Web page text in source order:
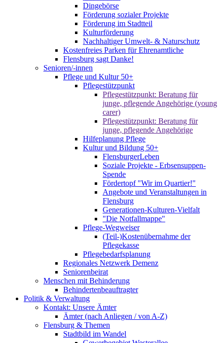
Dingebörse
Förderung sozialer Projekte
Förderung im Stadtteil
Kulturförderung
Nachhaltiger Umwelt- & Naturschutz
Kostenfreies Parken für Ehrenamtliche
Flensburg sagt Danke!
Senioren/-innen
Pflege und Kultur 50+
Pflegestützpunkt
Pflegestützpunkt: Beratung für
junge, pflegende Angehörige (young
carer)
Pflegestützpunkt: Beratung für
junge, pflegende Angehörige
Hilfeplanung Pflege
Kultur und Bildung 50+
FlensburgerLeben
Soziale Projekte - Erbsensuppen-
Spende
Fördertopf "Wir im Quartier!"
Angebote und Veranstaltungen in
Flensburg
Generationen-Kulturen-Vielfalt
"Die Notfallmappe"
Pflege-Wegweiser
(Teil-)Kostenübernahme der
Pflegekasse
Pflegebedarfsplanung
Regionales Netzwerk Demenz
Seniorenbeirat
Menschen mit Behinderung
Behindertenbeauftragter
Politik & Verwaltung
Kontakt: Unsere Ämter
Ämter (nach Anliegen / von A-Z)
Flensburg & Themen
Stadtbild im Wandel